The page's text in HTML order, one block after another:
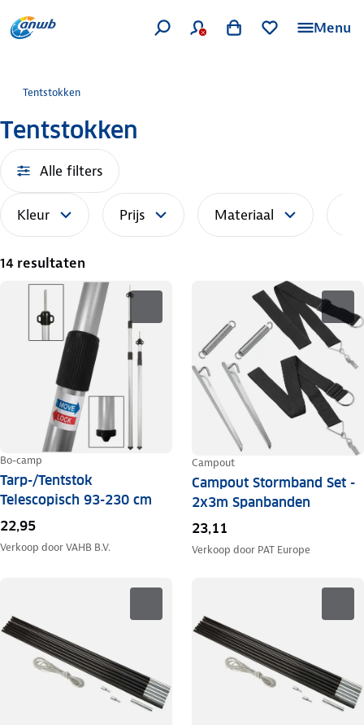
Menu
Tentstokken
Tentstokken
Alle filters
Kleur Prijs Materiaal
14 resultaten
Bo-camp
Tarp-/Tentstok
Telescopisch 93-230 cm
22,95
Verkoop doorVAHB B.V.
Campout
Campout Stormband Set -
2x3m Spanbanden
23,11
Verkoop door PAT Europe